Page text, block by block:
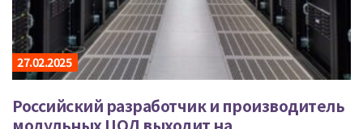
27.02.2025
Российский разработчик и производитель